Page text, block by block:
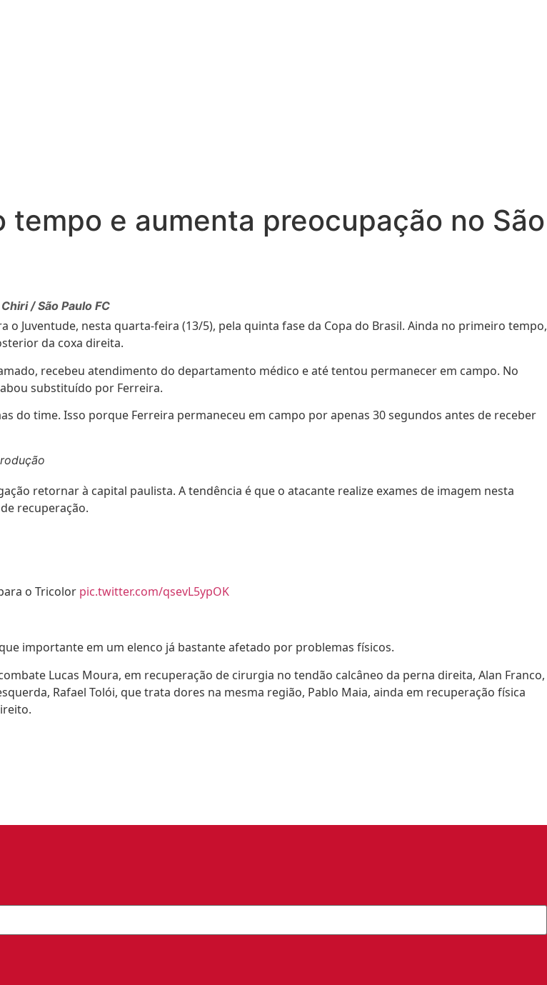
e aumenta preocupação no São
/ São Paulo FC
Juventude, nesta quarta-feira (13/5), pela quinta fase da Copa do Brasil. Ainda no primeiro tempo,
da coxa direita.
recebeu atendimento do departamento médico e até tentou permanecer em campo. No
substituído por Ferreira.
do time. Isso porque Ferreira permaneceu em campo por apenas 30 segundos antes de receber
retornar à capital paulista. A tendência é que o atacante realize exames de imagem nesta
recuperação.
o Tricolor pic.twitter.com/qsevL5ypOK
importante em um elenco já bastante afetado por problemas físicos.
Lucas Moura, em recuperação de cirurgia no tendão calcâneo da perna direita, Alan Franco,
Rafael Tolói, que trata dores na mesma região, Pablo Maia, ainda em recuperação física